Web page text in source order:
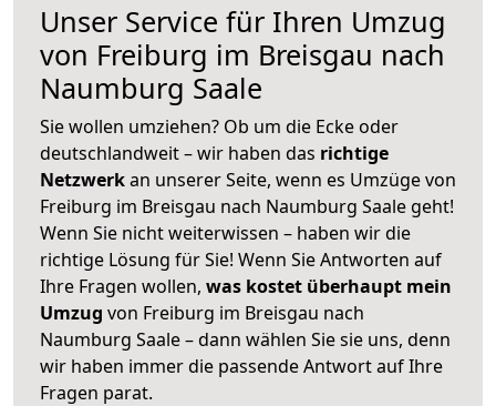
Unser Service für Ihren Umzug
von Freiburg im Breisgau nach
Naumburg Saale
Sie wollen umziehen? Ob um die Ecke oder
deutschlandweit – wir haben das richtige
Netzwerkan unserer Seite, wenn es Umzüge von
Freiburg im Breisgau nach Naumburg Saale geht!
Wenn Sie nicht weiterwissen – haben wir die
richtige Lösung für Sie! Wenn Sie Antworten auf
Ihre Fragen wollen, was kostet überhaupt mein
Umzug von Freiburg im Breisgau nach
Naumburg Saale – dann wählen Sie sie uns, denn
wir haben immer die passende Antwort auf Ihre
Fragen parat.